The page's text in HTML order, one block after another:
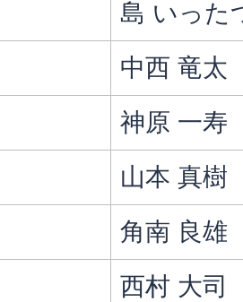
島 いった
中西 竜太
神原 一寿
山本 真樹
角南 良雄
西村 大司